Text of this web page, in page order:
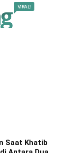
VIRAL!
Saat Khatib